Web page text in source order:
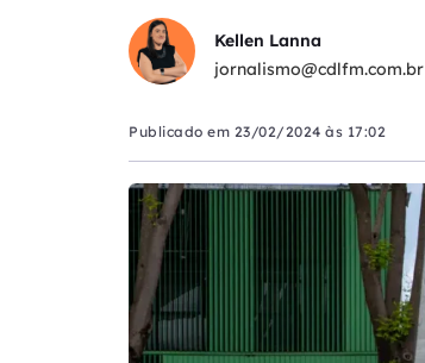
Kellen Lanna
jornalismo@cdlfm.com.br
Publicado em 23/02/2024 às 17:02